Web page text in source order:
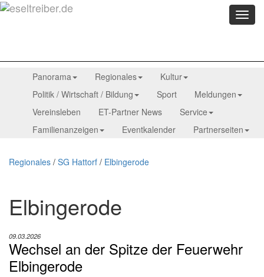
Menü
Panorama Regionales
Kultur
Politik / Wirtschaft / Bildung
Sport
Meldungen
Vereinsleben
ET-Partner News
Service
Familienanzeigen
Eventkalender Partnerseiten
Regionales / SG Hattorf / Elbingerode
Elbingerode
09.03.2026
Wechsel an der Spitze der Feuerwehr
Elbingerode